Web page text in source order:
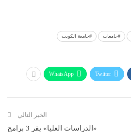
#جامعات #جامعة الكويت
Twitter
WhatsApp
الخبر التالي
«الدراسات العليا» يقر 3 برامج